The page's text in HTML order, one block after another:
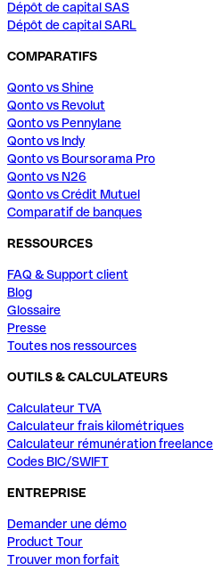
Dépôt de capital SAS
Dépôt de capital SARL
COMPARATIFS
Qonto vs Shine
Qonto vs Revolut
Qonto vs Pennylane
Qonto vs Indy
Qonto vs Boursorama Pro
Qonto vs N26
Qonto vs Crédit Mutuel
Comparatif de banques
RESSOURCES
FAQ & Support client
Blog
Glossaire
Presse
Toutes nos ressources
OUTILS & CALCULATEURS
Calculateur TVA
Calculateur frais kilométriques
Calculateur rémunération freelance
Codes BIC/SWIFT
ENTREPRISE
Demander une démo
Product Tour
Trouver mon forfait